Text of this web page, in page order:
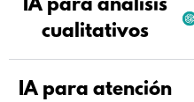
IA para análisis
cualitativos
IA para atención